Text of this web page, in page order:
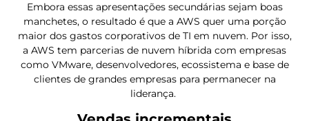
Embora essas apresentações secundárias sejam boas
manchetes, o resultado é que a AWS quer uma porção
maior dos gastos corporativos de TI em nuvem. Por isso,
a AWS tem parcerias de nuvem híbrida com empresas
como VMware, desenvolvedores, ecossistema e base de
clientes de grandes empresas para permanecer na
liderança.